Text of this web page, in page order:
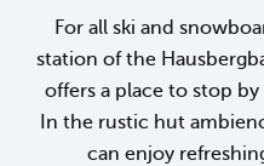
For all ski and
station of the
offers a place to stop
In the rustic hut
can enjoy